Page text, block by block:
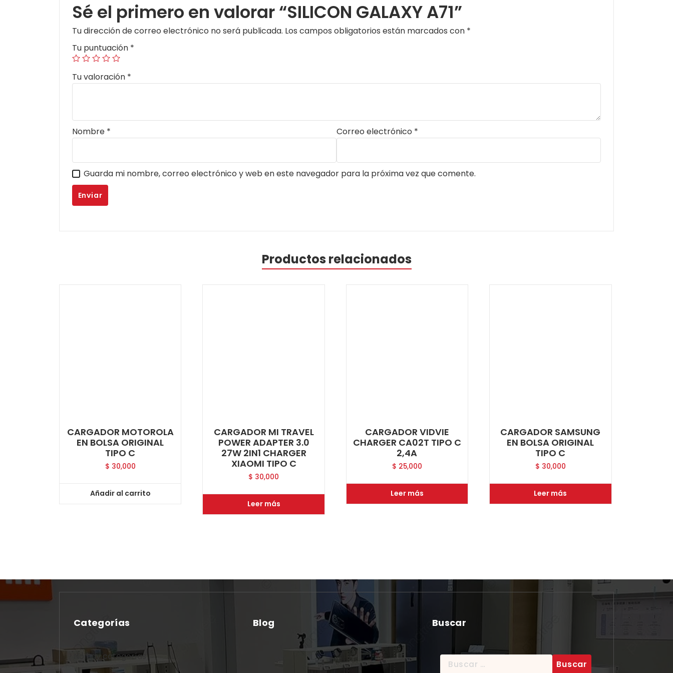
Sé el primero en valorar “SILICON GALAXY A71”
Tu dirección de correo electrónico no será publicada. Los campos obligatorios están marcados con *
Tu puntuación *
Tu valoración *
Nombre * Correo electrónico *
Guarda mi nombre, correo electrónico y web en este navegador para la próxima vez que comente.
Productos relacionados
CARGADOR MOTOROLA
EN BOLSA ORIGINAL
TIPO C
$ 30,000
Añadir al carrito
CARGADOR MI TRAVEL
POWER ADAPTER 3.0
27W 2IN1 CHARGER
XIAOMI TIPO C
$ 30,000
Leer más
CARGADOR VIDVIE
CHARGER CA02T TIPO C
2,4A
$ 25,000
Leer más
CARGADOR SAMSUNG
EN BOLSA ORIGINAL
TIPO C
$ 30,000
Leer más
Categorías
No hay categorías
Blog Buscar
Buscar: